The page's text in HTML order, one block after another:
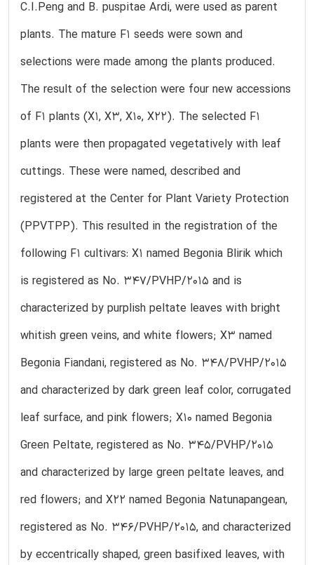
C.I.Peng and B. puspitae Ardi, were used as parent
plants. The mature F1 seeds were sown and
selections were made among the plants produced.
The result of the selection were four new accessions
of F1 plants (X1, X3, X10, X22). The selected F1
plants were then propagated vegetatively with leaf
cuttings. These were named, described and
registered at the Center for Plant Variety Protection
(PPVTPP). This resulted in the registration of the
following F1 cultivars: X1 named Begonia Blirik which
is registered as No. 347/PVHP/2015 and is
characterized by purplish peltate leaves with bright
whitish green veins, and white flowers; X3 named
Begonia Fiandani, registered as No. 348/PVHP/2015
and characterized by dark green leaf color, corrugated
leaf surface, and pink flowers; X10 named Begonia
Green Peltate, registered as No. 345/PVHP/2015
and characterized by large green peltate leaves, and
red flowers; and X22 named Begonia Natunapangean,
registered as No. 346/PVHP/2015, and characterized
by eccentrically shaped, green basifixed leaves, with